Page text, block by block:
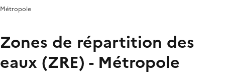
Métropole
Zones de répartition des
eaux (ZRE) - Métropole